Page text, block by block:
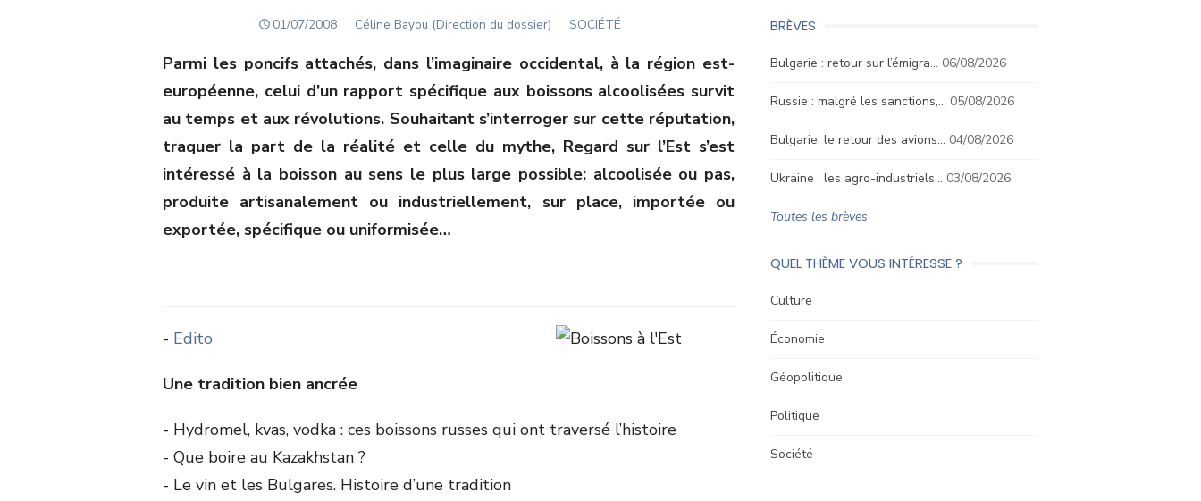
POSTED
01/07/2008 Author
Céline Bayou (Direction du dossier) SOCIÉTÉ
Parmi les poncifs attachés, dans l’imaginaire occidental, à la région est-
européenne, celui d’un rapport spécifique aux boissons alcoolisées survit
au temps et aux révolutions. Souhaitant s’interroger sur cette réputation,
traquer la part de la réalité et celle du mythe, Regard sur l’Est s’est
intéressé à la boisson au sens le plus large possible: alcoolisée ou pas,
produite artisanalement ou industriellement, sur place, importée ou
exportée, spécifique ou uniformisée…
- Edito
Une tradition bien ancrée
- Hydromel, kvas, vodka : ces boissons russes qui ont traversé l’histoire
- Que boire au Kazakhstan ?
- Le vin et les Bulgares. Histoire d’une tradition
BRÈVES
Bulgarie : retour sur l’émigra… 06/08/2026
Russie : malgré les sanctions,… 05/08/2026
Bulgarie: le retour des avions… 04/08/2026
Ukraine : les agro-industriels… 03/08/2026
Toutes les brèves
QUEL THÈME VOUS INTÉRESSE ?
Culture
Économie
Géopolitique
Politique
Société